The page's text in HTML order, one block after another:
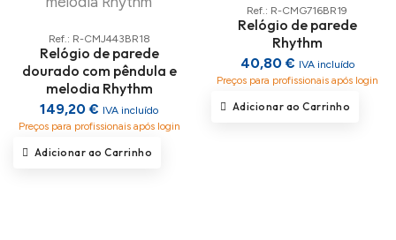
Ref.: R-CMJ443BR18
Relógio de parede
dourado com pêndula e
melodia Rhythm
149,20 € IVA incluído
Preços para profissionais após login
Adicionar ao Carrinho
Ref.: R-CMG716BR19
Relógio de parede
Rhythm
40,80 € IVA incluído
Preços para profissionais após login
Adicionar ao Carrinho